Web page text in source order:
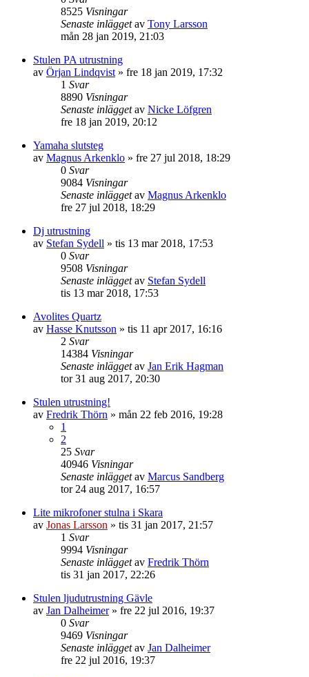
8525 Visningar
Senaste inläggetav Tony Larsson
mån 28 jan 2019, 21:03
Stulen PA utrustning
av Örjan Lindqvist » fre 18 jan 2019, 17:32
1 Svar
8890 Visningar
Senaste inläggetav Nicke Löfgren
fre 18 jan 2019, 20:12
Yamaha slutsteg
av Magnus Arkenklo » fre 27 jul 2018, 18:29
0 Svar
9084 Visningar
Senaste inläggetav Magnus Arkenklo
fre 27 jul 2018, 18:29
Dj utrustning
av Stefan Sydell » tis 13 mar 2018, 17:53
0 Svar
9508 Visningar
Senaste inläggetav Stefan Sydell
tis 13 mar 2018, 17:53
Avolites Quartz
av Hasse Knutsson » tis 11 apr 2017, 16:16
2 Svar
14384 Visningar
Senaste inläggetav Jan Erik Hagman
tor 31 aug 2017, 20:30
Stulen utrustning!
av Fredrik Thörn » mån 22 feb 2016, 19:28
1
2
25 Svar
40946 Visningar
Senaste inläggetav Marcus Sandberg
tor 24 aug 2017, 16:57
Lite mikrofoner stulna i Skara
av Jonas Larsson » tis 31 jan 2017, 21:57
1 Svar
9994 Visningar
Senaste inläggetav Fredrik Thörn
tis 31 jan 2017, 22:26
Stulen ljudutrustning Gävle
av Jan Dalheimer» fre 22 jul 2016, 19:37
0 Svar
9469 Visningar
Senaste inläggetav Jan Dalheimer
fre 22 jul 2016, 19:37